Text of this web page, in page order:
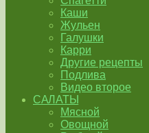
Каши
Жульен
Галушки
Карри
Другие рецепты
Подлива
Видео второе
САЛАТЫ
Мясной
Овощной